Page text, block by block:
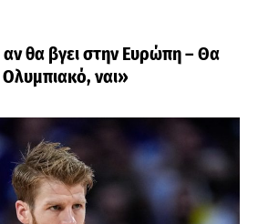
θα βγει στην Ευρώπη – Θα
ναι»